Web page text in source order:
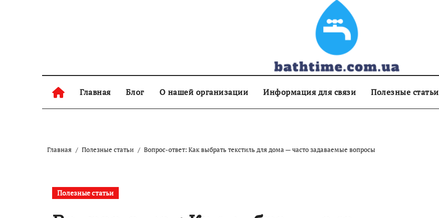
Главная Блог О нашей организации Информация для связи Полезные статьи
Главная Полезные статьи Вопрос-ответ: Как выбрать текстиль для дома — часто задаваемые вопросы
Полезные статьи